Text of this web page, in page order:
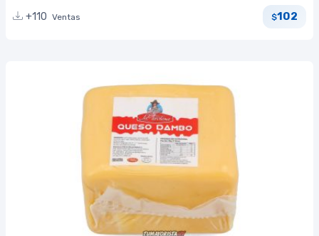
+110 Ventas $102